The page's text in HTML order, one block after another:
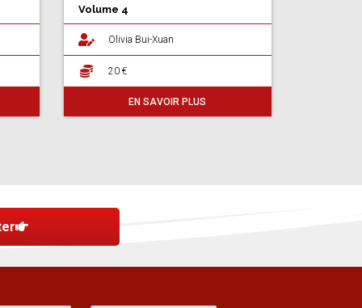
Volume 4
Olivia Bui-Xuan
20 €
EN SAVOIR PLUS